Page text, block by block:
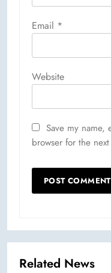
Email *
Website
Save my name,
browser for the
Related News